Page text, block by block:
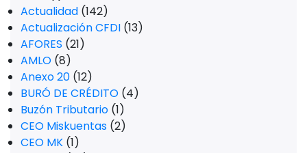
Actualidad (142)
Actualización CFDI (13)
AFORES (21)
AMLO (8)
Anexo 20 (12)
BURÓ DE CRÉDITO (4)
Buzón Tributario (1)
CEO Miskuentas (2)
CEO MK (1)